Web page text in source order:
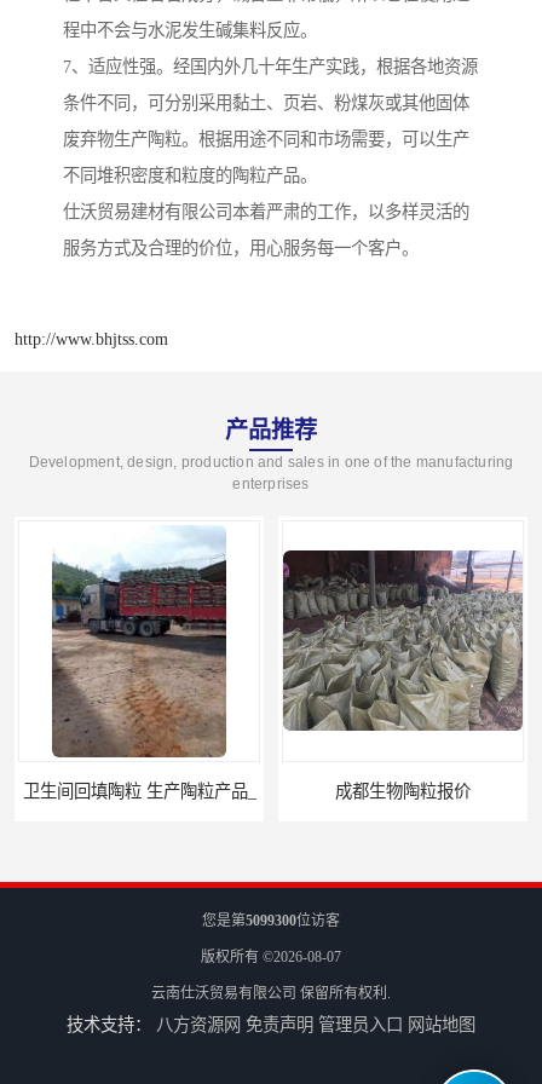
程中不会与水泥发生碱集料反应。
7、适应性强。经国内外几十年生产实践，根据各地资源
条件不同，可分别采用黏土、页岩、粉煤灰或其他固体
废弃物生产陶粒。根据用途不同和市场需要，可以生产
不同堆积密度和粒度的陶粒产品。
仕沃贸易建材有限公司本着严肃的工作，以多样灵活的
服务方式及合理的价位，用心服务每一个客户。
http://www.bhjtss.com
产品推荐
Development, design, production and sales in one of the manufacturing
enterprises
成都生物陶粒报价 丽江生物陶粒厂家
您是第5099300位访客
版权所有 ©2026-08-07
云南仕沃贸易有限公司 保留所有权利.
技术支持： 八方资源网 免责声明 管理员入口 网站地图